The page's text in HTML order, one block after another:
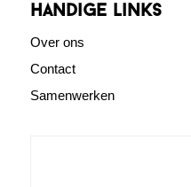
Handige links
Over ons
Contact
Samenwerken